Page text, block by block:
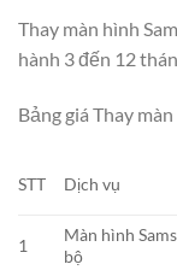
Thay màn hình
hành 3 đến 12
Bảng giá Thay
STT Dịch vụ
1
Màn hình
bộ